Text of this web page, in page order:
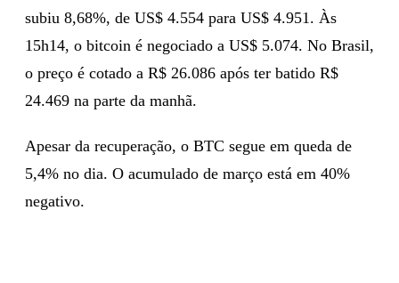
subiu 8,68%, de US$ 4.554 para US$ 4.951. Às
15h14, o bitcoin é negociado a US$ 5.074. No Brasil,
o preço é cotado a R$ 26.086 após ter batido R$
24.469 na parte da manhã.
Apesar da recuperação, o BTC segue em queda de
5,4% no dia. O acumulado de março está em 40%
negativo.